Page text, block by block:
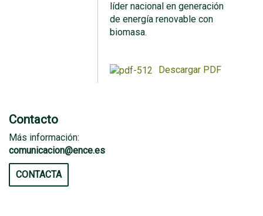
líder nacional en generación
de energía renovable con
biomasa.
Descargar PDF
Contacto
Más información:
comunicacion@ence.es
CONTACTA